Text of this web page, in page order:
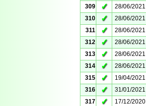
309
✓ 28/06/2021
310
✓ 28/06/2021
311
✓ 28/06/2021
312
✓ 28/06/2021
313
✓ 28/06/2021
314
✓ 28/06/2021
315
✓ 19/04/2021
316
✓ 31/01/2021
317
✓ 17/12/2020